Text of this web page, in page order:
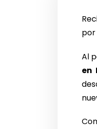
por
Al
en